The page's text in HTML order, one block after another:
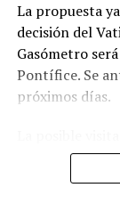
La propuesta
decisión del
Gasómetro
Pontífice. Se
próximos días.
significado
histórico